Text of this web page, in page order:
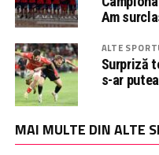
Am
ALTE
Surpriză
s-ar
MAI MULTE DIN ALTE